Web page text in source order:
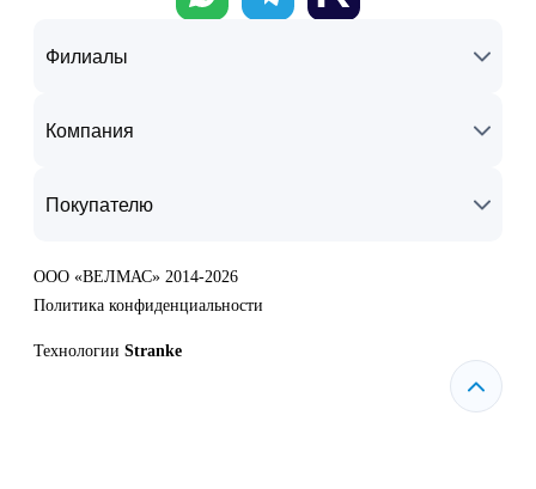
Филиалы
Компания
Покупателю
ООО «ВЕЛМАС» 2014-2026
Политика конфиденциальности
Технологии Stranke